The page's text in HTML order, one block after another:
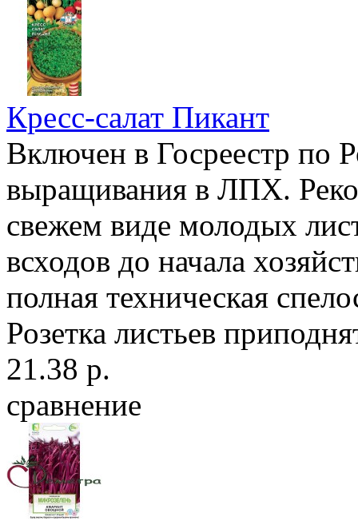
Кресс-салат Пикант
Включен в Госреестр по
выращивания в ЛПХ.
свежем виде молодых
всходов до начала
полная техническая
Розетка листьев
21.38 р.
сравнение